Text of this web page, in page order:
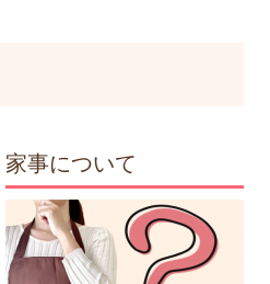
家事について